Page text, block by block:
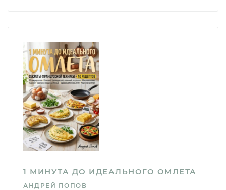
1 МИНУТА ДО ИДЕАЛЬНОГО ОМЛЕТА
АНДРЕЙ ПОПОВ